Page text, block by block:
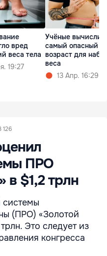
вред
веса тела
19:27
Учёные
самый опасный
возраст для
веса
13 Апр. 16:29
126
ПРО
в $1,2 трлн
системы
(ПРО) «Золотой
Это следует из
конгресса